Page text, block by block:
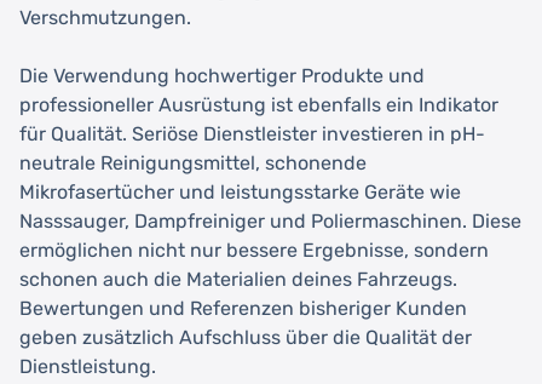
Verschmutzungen.
Die Verwendung hochwertiger Produkte und
professioneller Ausrüstung ist ebenfalls ein Indikator
für Qualität. Seriöse Dienstleister investieren in pH-
neutrale Reinigungsmittel, schonende
Mikrofasertücher und leistungsstarke Geräte wie
Nasssauger, Dampfreiniger und Poliermaschinen. Diese
ermöglichen nicht nur bessere Ergebnisse, sondern
schonen auch die Materialien deines Fahrzeugs.
Bewertungen und Referenzen bisheriger Kunden
geben zusätzlich Aufschluss über die Qualität der
Dienstleistung.